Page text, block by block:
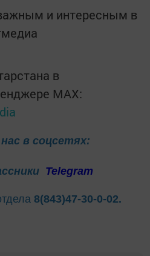
и интересным в
в
MАХ:
в соцсетях:
Telegram
8(843)47-30-0-02.